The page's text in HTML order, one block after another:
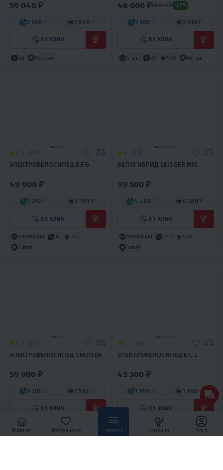
59 040 ₽
2 660 ₽ 2 540 ₽
В 1 КЛИК
24 Россия
46 600 ₽65 640 ₽ -29%
2 100 ₽ 2 010 ₽
В 1 КЛИК
Сталь 26 500 Китай
ЭЛЕКТРОВЕЛОСИПЕД E.F.G
49 900 ₽
2 250 ₽ 2 150 ₽
В 1 КЛИК
Алюминий 16
250
Китай
ВЕЛОГИБРИД LEISGER MI5
99 500 ₽
4 480 ₽ 4 280 ₽
В 1 КЛИК
Алюминий 27.5
500
Китай
ЭЛЕКТРОВЕЛОСИПЕД CRUISER
59 900 ₽
2 700 ₽ 2 580 ₽
В 1 КЛИК
Сталь 600
ЭЛЕКТРОВЕЛОСИПЕД E.C.L
43 300 ₽
1 950 ₽ 1 860 ₽
В 1 КЛИК
Китай
Главная Вход
Избранное Каталог Корзина